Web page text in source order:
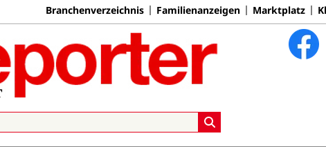
Branchenverzeichnis Familienanzeigen Marktplatz